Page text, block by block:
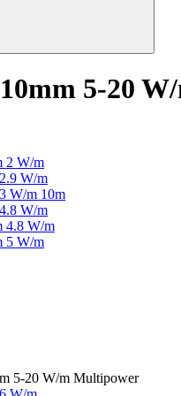
5-20
2 W/m
W/m
W/m 10m
W/m
4.8 W/m
5 W/m
5-20 W/m Multipower